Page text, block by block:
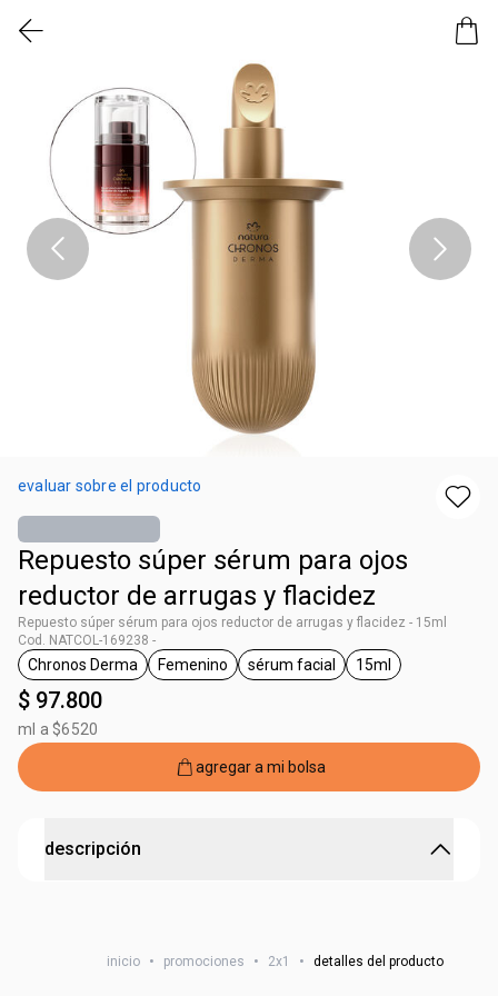
evaluar sobre el producto
Repuesto súper sérum para ojos
reductor de arrugas y flacidez
Repuesto súper sérum para ojos reductor de arrugas y flacidez - 15ml
Cod. NATCOL-169238 -
general.tag Chronos Derma
Chronos Derma
general.tag Femenino
Femenino
general.tag sérum facial
sérum facial
general.tag 15ml
15ml
$ 97.800
ml a $6520
agregar a mi bolsa
descripción
inicio • promociones • 2x1 • detalles del producto